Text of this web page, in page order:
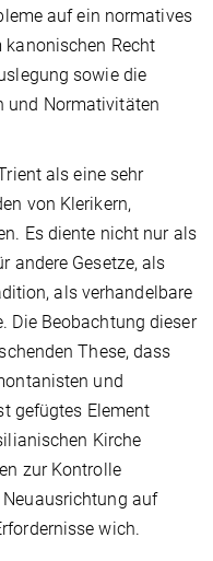
auf ein normatives
kanonischen Recht
sowie die
und Normativitäten
als eine sehr
von Klerikern,
Es diente nicht nur als
andere Gesetze, als
als verhandelbare
Die Beobachtung dieser
These, dass
und
gefügtes Element
Kirche
zur Kontrolle
auf
wich.